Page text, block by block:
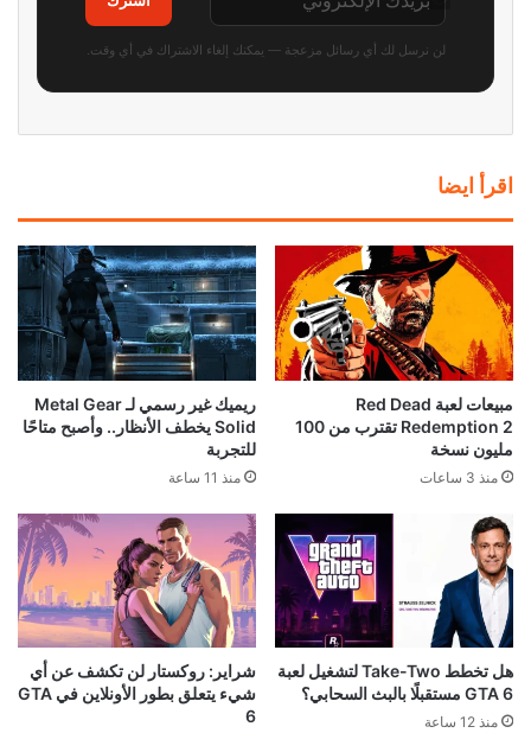
لن نرسل لك أي رسائل مزعجة — يمكنك إلغاء الاشتراك في أي وقت.
اقرأ ايضا
مبيعات لعبة Red Dead
Redemption 2 تقترب من 100
مليون نسخة
منذ 3 ساعات
ريميك غير رسمي لـ Metal Gear
Solid يخطف الأنظار.. وأصبح متاحًا
للتجربة
منذ 11 ساعة
هل تخطط Take-Two لتشغيل لعبة
GTA 6 مستقبلًا بالبث السحابي؟
منذ 12 ساعة
شراير: روكستار لن تكشف عن أي
شيء يتعلق بطور الأونلاين في GTA
6